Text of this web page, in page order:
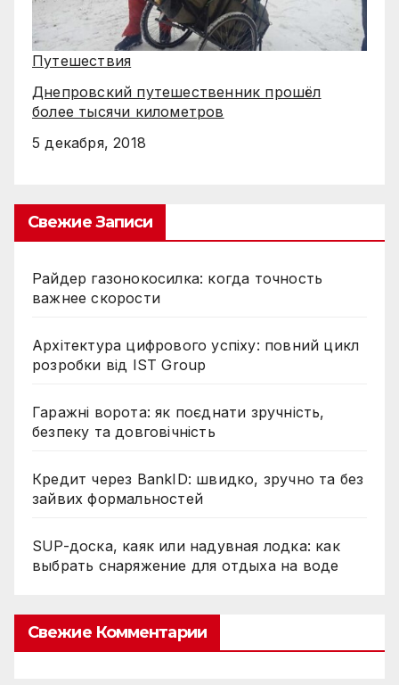
Путешествия
Днепровский путешественник прошёл
более тысячи километров
5 декабря, 2018
Свежие Записи
Райдер газонокосилка: когда точность
важнее скорости
Архітектура цифрового успіху: повний цикл
розробки від IST Group
Гаражні ворота: як поєднати зручність,
безпеку та довговічність
Кредит через BankID: швидко, зручно та без
зайвих формальностей
SUP-доска, каяк или надувная лодка: как
выбрать снаряжение для отдыха на воде
Свежие Комментарии